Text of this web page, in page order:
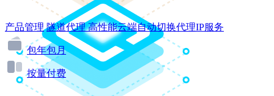
产品管理 隧道代理 高性能云端自动切换代理IP服务
包年包月
按量付费